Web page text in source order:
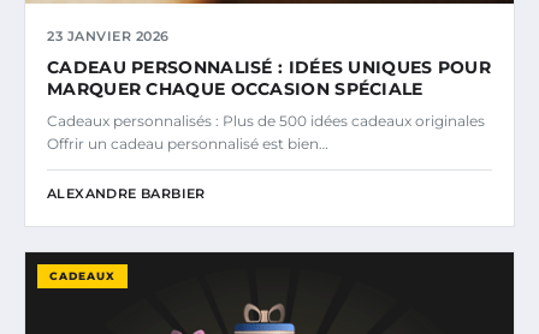
23 JANVIER 2026
CADEAU PERSONNALISÉ : IDÉES UNIQUES POUR
MARQUER CHAQUE OCCASION SPÉCIALE
Cadeaux personnalisés : Plus de 500 idées cadeaux originales
Offrir un cadeau personnalisé est bien…
ALEXANDRE BARBIER
CADEAUX